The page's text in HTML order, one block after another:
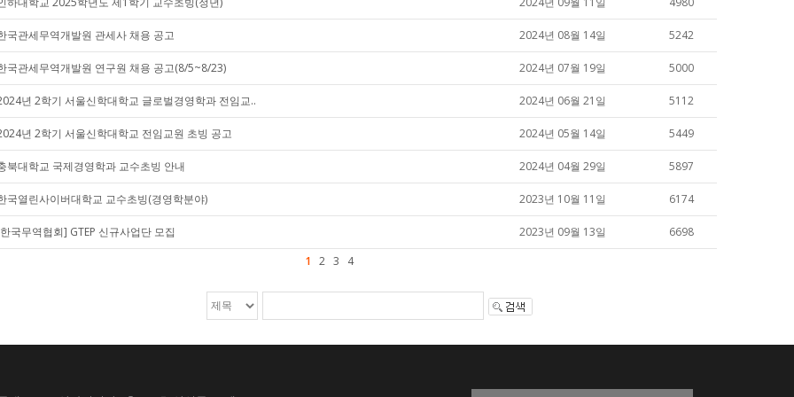
국관세무역개발원 관세사 채용 공고 2024년 08월 14일 5242
국관세무역개발원 연구원 채용 공고(8/5~8/23) 2024년 07월 19일 5000
년 2학기 서울신학대학교 글로벌경영학과 전임교.. 2024년 06월 21일 5112
년 2학기 서울신학대학교 전임교원 초빙 공고 2024년 05월 14일 5449
북대학교 국제경영학과 교수초빙 안내 2024년 04월 29일 5897
국열린사이버대학교 교수초빙(경영학분야) 2023년 10월 11일 6174
국무역협회] GTEP 신규사업단 모집 2023년 09월 13일
6698
1 2 3 4